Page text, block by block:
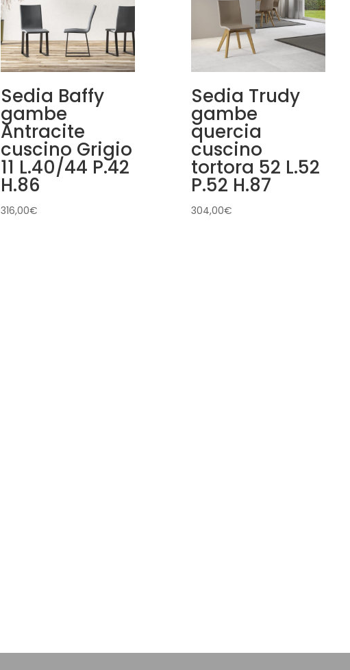
Sedia Baffy
gambe
Antracite
cuscino Grigio
11 L.40/44 P.42
H.86
316,00€
Sedia Trudy
gambe
quercia
cuscino
tortora 52 L.52
P.52 H.87
304,00€